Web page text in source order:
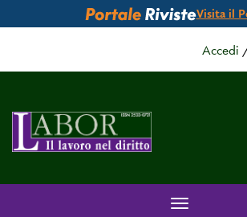
Visita il
Accedi
Toggle